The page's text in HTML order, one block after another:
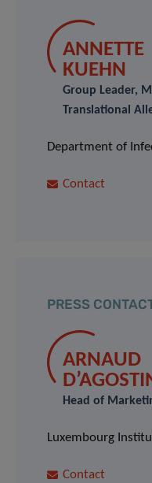
ANNETTE
KUEHN
Group Leader,
Translational
Department of
Contact
PRESS
ARNAUD
Head of
Luxembourg
Contact